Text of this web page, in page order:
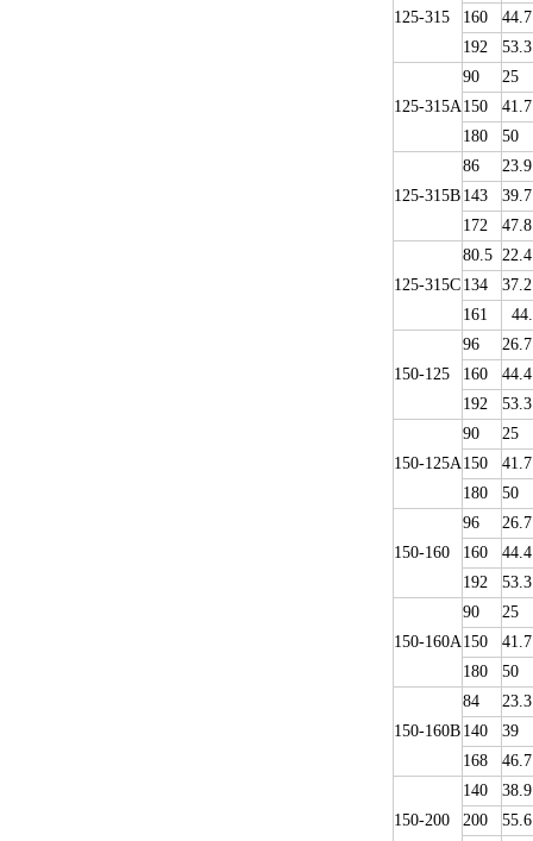
125-315
160
44.7
192
53.3
125-315A
90
25
150
41.7
180
50
125-315B
86
23.9
143
39.7
172
47.8
125-315C
80.5 22.4
134
37.2
161
150-125
96
26.7
160
44.4
192
53.3
150-125A
90
25
150
41.7
180
50
150-160
96
26.7
160
44.4
192
53.3
150-160A
90
25
150
41.7
180
50
150-160B
84
23.3
140
39
168
46.7
150-200
140
38.9
200
55.6